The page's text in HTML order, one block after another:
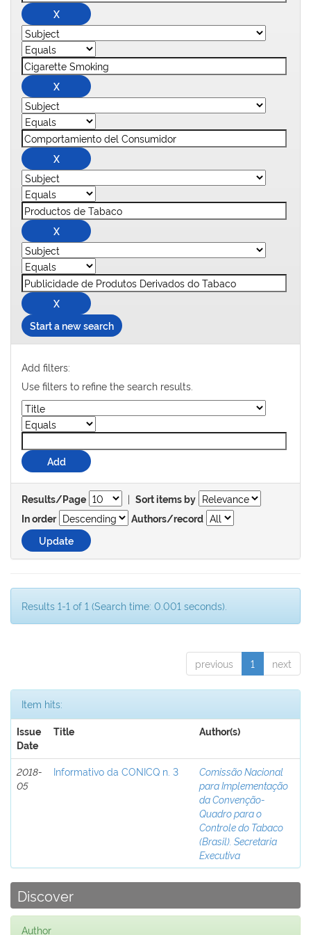
Start a new search
Add filters:
Use filters to refine the search results.
Results/Page | Sort items by
In order
Authors/record
Results 1-1 of 1 (Search time: 0.001 seconds).
previous 1 next
Item hits:
Issue
Date
Title Author(s)
2018-
05
Informativo da CONICQ n. 3
Comissão Nacional
para Implementação
da Convenção-
Quadro para o
Controle do Tabaco
(Brasil). Secretaria
Executiva
Discover
Author